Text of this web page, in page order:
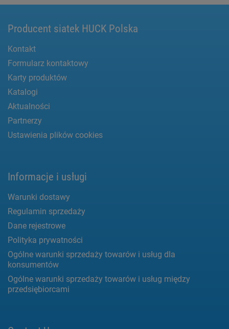
Producent siatek HUCK Polska
Kontakt
Formularz kontaktowy
Karty produktów
Katalogi
Aktualności
Partnerzy
Ustawienia plików cookies
Informacje i usługi
Warunki dostawy
Regulamin sprzedaży
Dane rejestrowe
Polityka prywatności
Ogólne warunki sprzedaży towarów i usług dla
konsumentów
Ogólne warunki sprzedaży towarów i usług między
przedsiębiorcami